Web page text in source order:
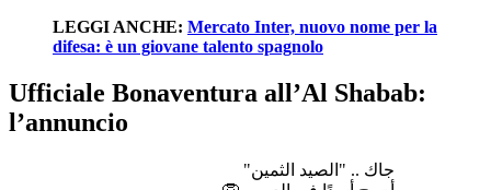
LEGGI ANCHE: Mercato Inter, nuovo nome per la
difesa: è un giovane talento spagnolo
Ufficiale Bonaventura all’Al Shabab:
l’annuncio
جاك .. "الصيد الثمين"